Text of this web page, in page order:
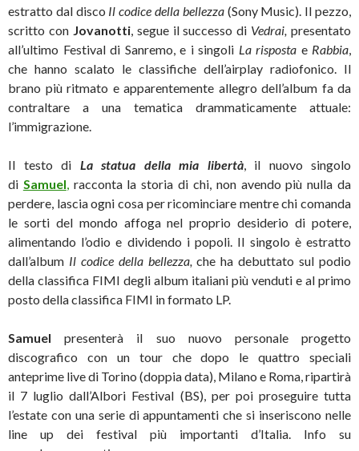
estratto dal disco Il codice della bellezza(Sony Music). Il pezzo,
scritto con Jovanotti, segue il successo di Vedrai, presentato
all’ultimo Festival di Sanremo, e i singoli La risposta e Rabbia
che hanno scalato le classifiche dell’airplay radiofonico. Il
brano più ritmato e apparentemente allegro dell’album fa da
contraltare a una tematica drammaticamente attuale:
l’immigrazione.
Il testo di La statua della mia libertà, il nuovo singolo
di Samuel racconta la storia di chi, non avendo più nulla da
perdere, lascia ogni cosa per ricominciare mentre chi comanda
le sorti del mondo affoga nel proprio desiderio di potere,
alimentando l’odio e dividendo i popoli. Il singolo è estratto
dall’album Il codice della bellezza,che ha debuttato sul podio
della classifica FIMI degli album italiani più venduti e al primo
posto della classifica FIMI in formato LP.
Samuel presenterà il suo nuovo personale progetto
discografico con un tour che dopo le quattro speciali
anteprime live di Torino (doppia data), Milano e Roma, ripartirà
il 7 luglio dall’Albori Festival (BS), per poi proseguire tutta
l’estate con una serie di appuntamenti che si inseriscono nelle
line up dei festival più importanti d’Italia. Info su